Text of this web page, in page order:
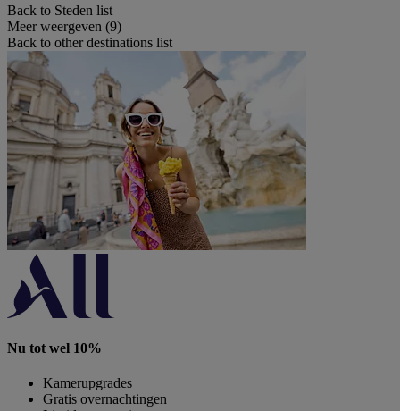
Back to Steden list
Meer weergeven (9)
Back to other destinations list
Nu tot wel 10%
Kamerupgrades
Gratis overnachtingen